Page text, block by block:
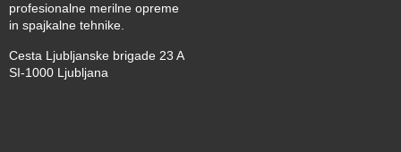
profesionalne merilne opreme
in spajkalne tehnike.
Cesta Ljubljanske brigade 23 A
SI-1000 Ljubljana